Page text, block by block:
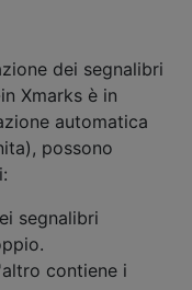
dei segnalibri
Xmarks è in
automatica
possono
segnalibri
contiene i